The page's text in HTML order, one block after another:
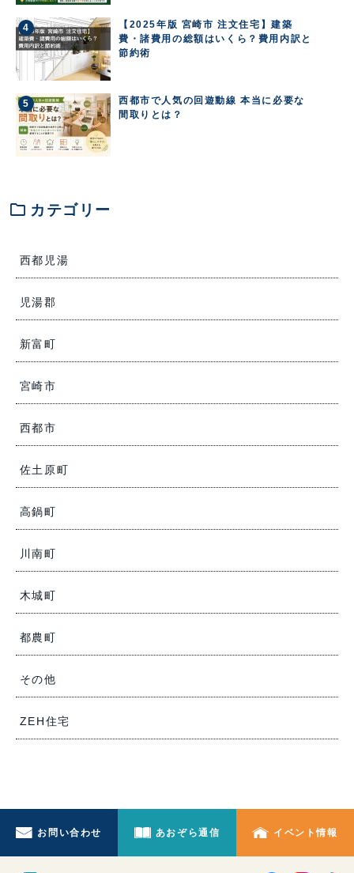
【2025年版 宮崎市 注文住宅】建築
費・諸費用の総額はいくら？費用内訳と
節約術
西都市で人気の回遊動線 本当に必要な
間取りとは？
folder カテゴリー
西都児湯
児湯郡
新富町
宮崎市
西都市
佐土原町
高鍋町
川南町
木城町
都農町
その他
ZEH住宅
お問い合わせ あおぞら通信 イベント情報